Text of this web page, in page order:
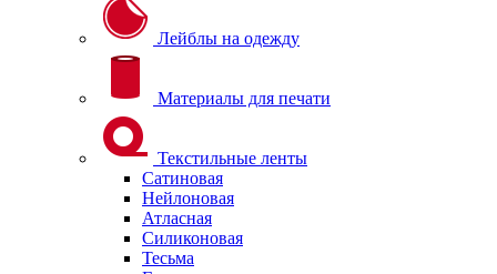
Лейблы на одежду
Материалы для печати
Текстильные ленты
Сатиновая
Нейлоновая
Атласная
Силиконовая
Тесьма